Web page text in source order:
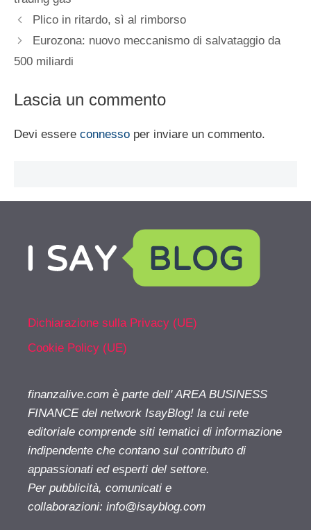
Plico in ritardo, sì al rimborso
Eurozona: nuovo meccanismo di salvataggio da
500 miliardi
Lascia un commento
Devi essere connesso per inviare un commento.
Dichiarazione sulla Privacy (UE)
Cookie Policy (UE)
finanzalive.com è parte dell' AREA BUSINESS
FINANCE del network IsayBlog! la cui rete
editoriale comprende siti tematici di informazione
indipendente che contano sul contributo di
appassionati ed esperti del settore.
Per pubblicità, comunicati e
collaborazioni: info@isayblog.com